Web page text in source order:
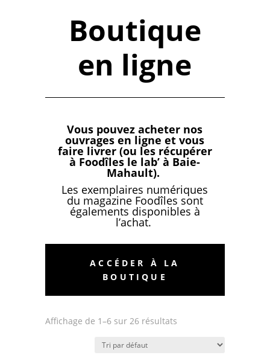
Boutique
en ligne
Vous pouvez acheter nos
ouvrages en ligne et vous
faire livrer (ou les récupérer
à Foodîles le lab’ à Baie-
Mahault).
Les exemplaires numériques
du magazine Foodîles sont
égalements disponibles à
l’achat.
ACCÉDER À LA
BOUTIQUE
Affichage de 1–6 sur 26 résultats